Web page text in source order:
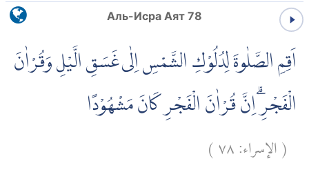
Аль-Исра Аят 78
اَقِمِ الصَّلٰوةَ لِدُلُوْكِ الشَّمْسِ اِلٰى غَسَقِ الَّيْلِ وَقُرْاٰنَ
الْفَجْرِۗ اِنَّ قُرْاٰنَ الْفَجْرِ كَانَ مَشْهُوْدًا
(الإسراء:٧٨)